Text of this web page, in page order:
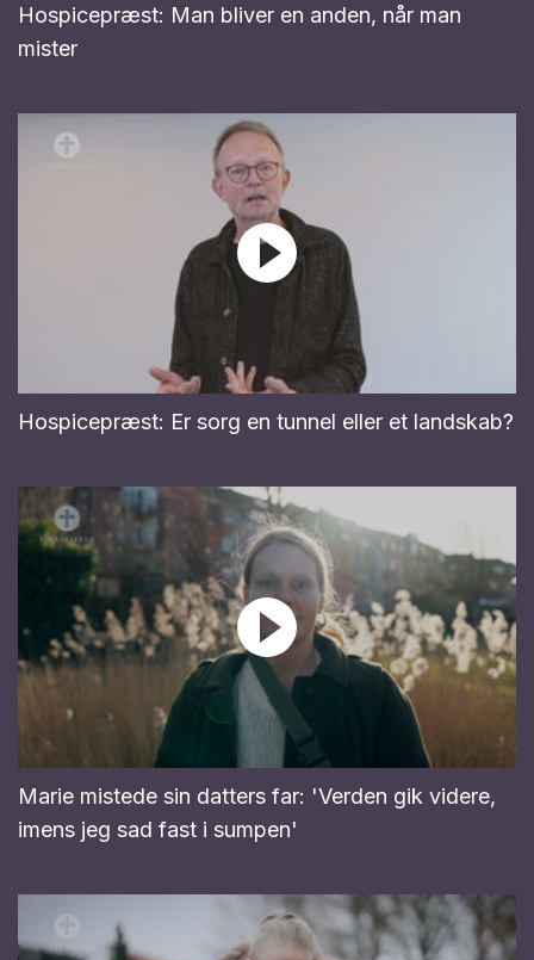
Hospicepræst: Man bliver en anden, når man
mister
Hospicepræst: Er sorg en tunnel eller et landskab?
Marie mistede sin datters far: 'Verden gik videre,
imens jeg sad fast i sumpen'